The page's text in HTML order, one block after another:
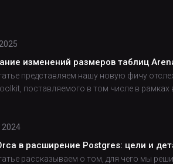
изменений размеров таблиц
представляем нашу новую фичу
поставляемого в том числе в
2024
в расширение Postgres: цели и
рассказываем о том, для чего мы